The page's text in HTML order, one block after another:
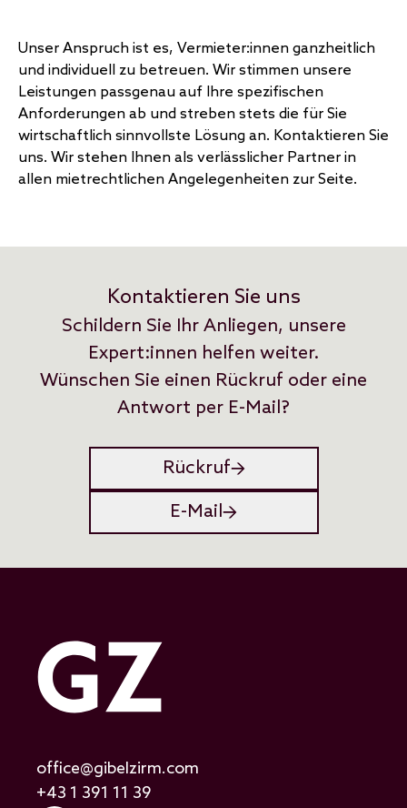
Unser Anspruch ist es, Vermieter:innen ganzheitlich
und individuell zu betreuen. Wir stimmen unsere
Leistungen passgenau auf Ihre spezifischen
Anforderungen ab und streben stets die für Sie
wirtschaftlich sinnvollste Lösung an. Kontaktieren Sie
uns. Wir stehen Ihnen als verlässlicher Partner in
allen mietrechtlichen Angelegenheiten zur Seite.
Kontaktieren Sie uns
Schildern Sie Ihr Anliegen, unsere
Expert:innen helfen weiter.
Wünschen Sie einen Rückruf oder eine
Antwort per E-Mail?
Rückruf
E-Mail
office@gibelzirm.com
+43 1 391 11 39